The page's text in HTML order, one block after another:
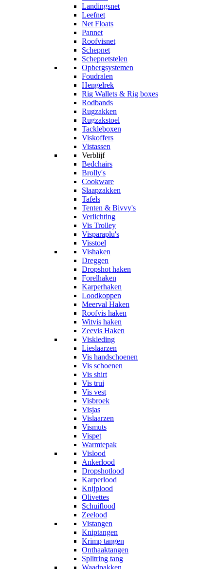
Landingsnet
Leefnet
Net Floats
Pannet
Roofvisnet
Schepnet
Schepnetstelen
Opbergsystemen
Foudralen
Hengelrek
Rig Wallets & Rig boxes
Rodbands
Rugzakken
Rugzakstoel
Tackleboxen
Viskoffers
Vistassen
Verblijf
Bedchairs
Brolly's
Cookware
Slaapzakken
Tafels
Tenten & Bivvy's
Verlichting
Vis Trolley
Visparaplu's
Visstoel
Vishaken
Dreggen
Dropshot haken
Forelhaken
Karperhaken
Loodkoppen
Meerval Haken
Roofvis haken
Witvis haken
Zeevis Haken
Viskleding
Lieslaarzen
Vis handschoenen
Vis schoenen
Vis shirt
Vis trui
Vis vest
Visbroek
Visjas
Vislaarzen
Vismuts
Vispet
Warmtepak
Vislood
Ankerlood
Dropshotlood
Karperlood
Knijplood
Olivettes
Schuiflood
Zeelood
Vistangen
Kniptangen
Krimp tangen
Onthaaktangen
Splitring tang
Waadpakken